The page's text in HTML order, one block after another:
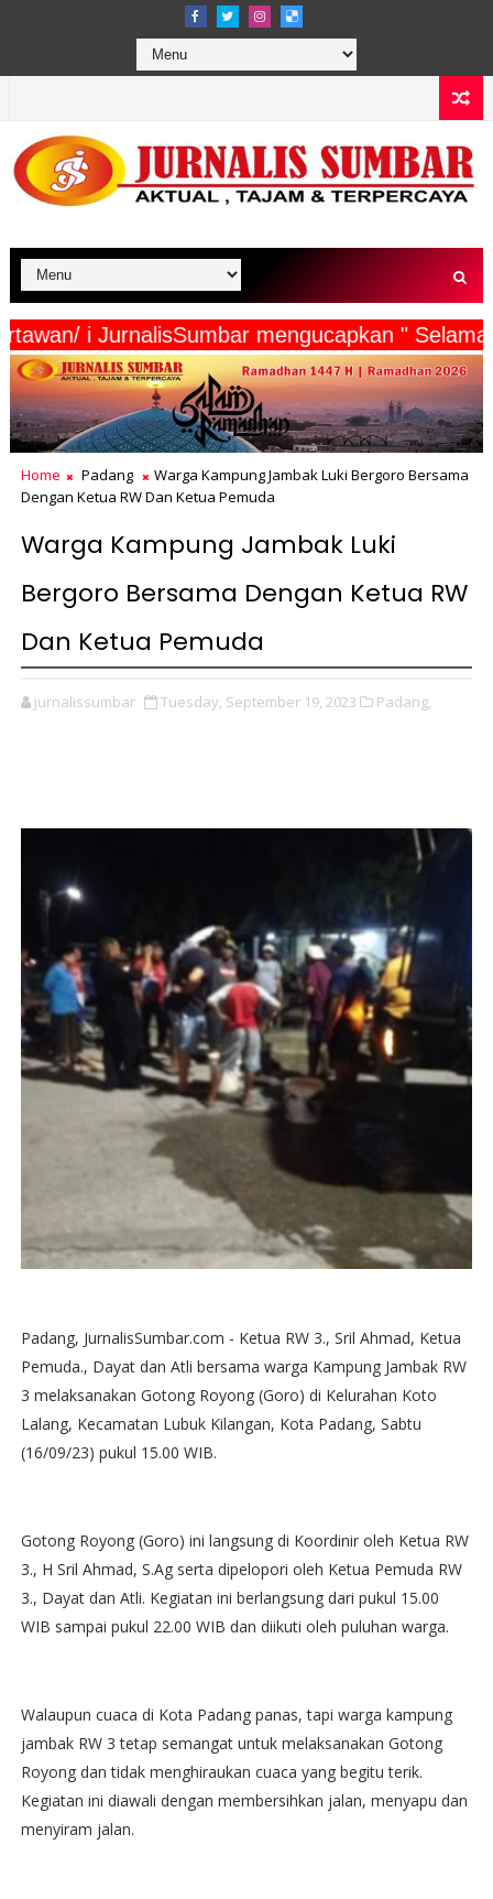
Wartawan/ i JurnalisSumbar mengucapkan "
Home Padang
Warga Kampung Jambak Luki Bergoro Bersama
Dengan Ketua RW Dan Ketua Pemuda
Warga Kampung Jambak Luki
Bergoro Bersama Dengan Ketua RW
Dan Ketua Pemuda
jurnalissumbar Tuesday, September 19, 2023 Padang,
Padang, JurnalisSumbar.com - Ketua RW 3., Sril Ahmad, Ketua
Pemuda., Dayat dan Atli bersama warga Kampung Jambak RW
3 melaksanakan Gotong Royong (Goro) di Kelurahan Koto
Lalang, Kecamatan Lubuk Kilangan, Kota Padang, Sabtu
(16/09/23) pukul 15.00 WIB.
Gotong Royong (Goro) ini langsung di Koordinir oleh Ketua RW
3., H Sril Ahmad, S.Ag serta dipelopori oleh Ketua Pemuda RW
3., Dayat dan Atli. Kegiatan ini berlangsung dari pukul 15.00
WIB sampai pukul 22.00 WIB dan diikuti oleh puluhan warga.
Walaupun cuaca di Kota Padang panas, tapi warga kampung
jambak RW 3 tetap semangat untuk melaksanakan Gotong
Royong dan tidak menghiraukan cuaca yang begitu terik.
Kegiatan ini diawali dengan membersihkan jalan, menyapu dan
menyiram jalan.